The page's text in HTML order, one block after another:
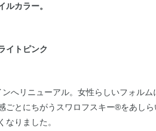
カラー。
イトピンク
へリニューアル。女性らしいフォルム
ごとにちがうスワロフスキー®をあし
なりました。